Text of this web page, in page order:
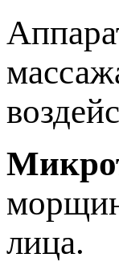
лица.